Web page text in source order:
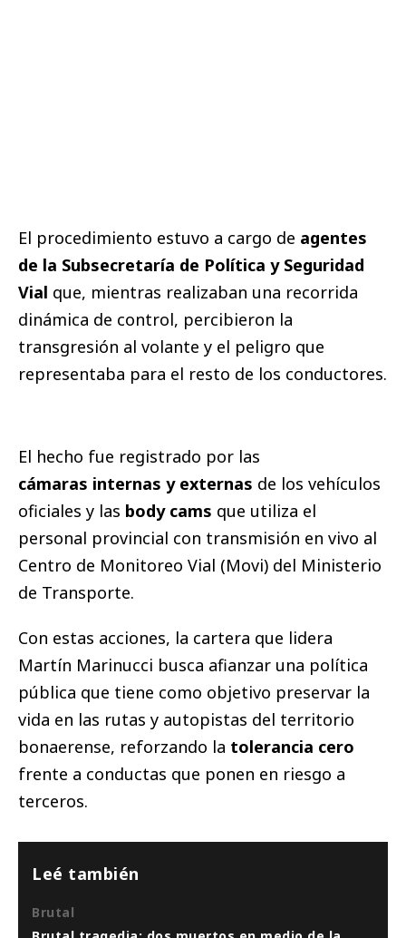
El procedimiento estuvo a cargo de agentes
de la Subsecretaría de Política y Seguridad
Vial que, mientras realizaban una recorrida
dinámica de control, percibieron la
transgresión al volante y el peligro que
representaba para el resto de los conductores.
El hecho fue registrado por las
cámaras internas y externas de los vehículos
oficiales y las body cams que utiliza el
personal provincial con transmisión en vivo al
Centro de Monitoreo Vial (Movi) del Ministerio
de Transporte.
Con estas acciones, la cartera que lidera
Martín Marinucci busca afianzar una política
pública que tiene como objetivo preservar la
vida en las rutas y autopistas del territorio
bonaerense, reforzando la tolerancia cero
frente a conductas que ponen en riesgo a
terceros.
Leé también
Brutal